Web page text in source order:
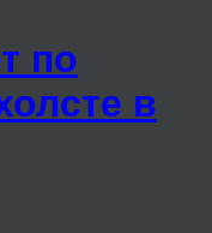
по
в